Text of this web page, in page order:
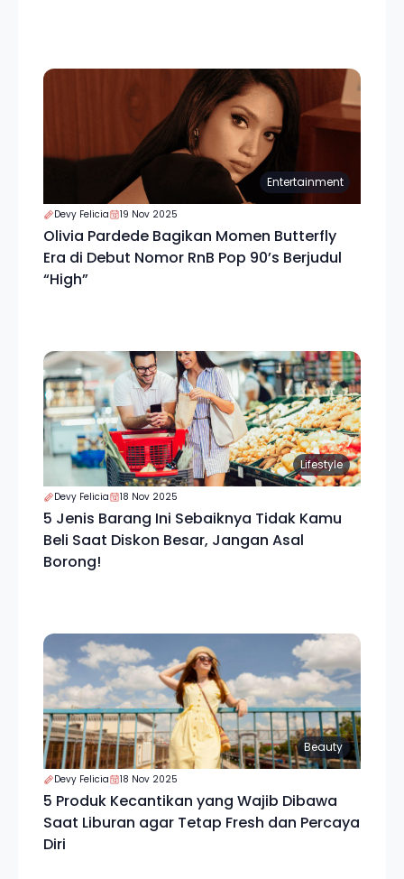
Entertainment
Devy Felicia 19 Nov 2025
Olivia Pardede Bagikan Momen Butterfly
Era di Debut Nomor RnB Pop 90’s Berjudul
“High”
Lifestyle
Devy Felicia 18 Nov 2025
5 Jenis Barang Ini Sebaiknya Tidak Kamu
Beli Saat Diskon Besar, Jangan Asal
Borong!
Beauty
Devy Felicia 18 Nov 2025
5 Produk Kecantikan yang Wajib Dibawa
Saat Liburan agar Tetap Fresh dan Percaya
Diri